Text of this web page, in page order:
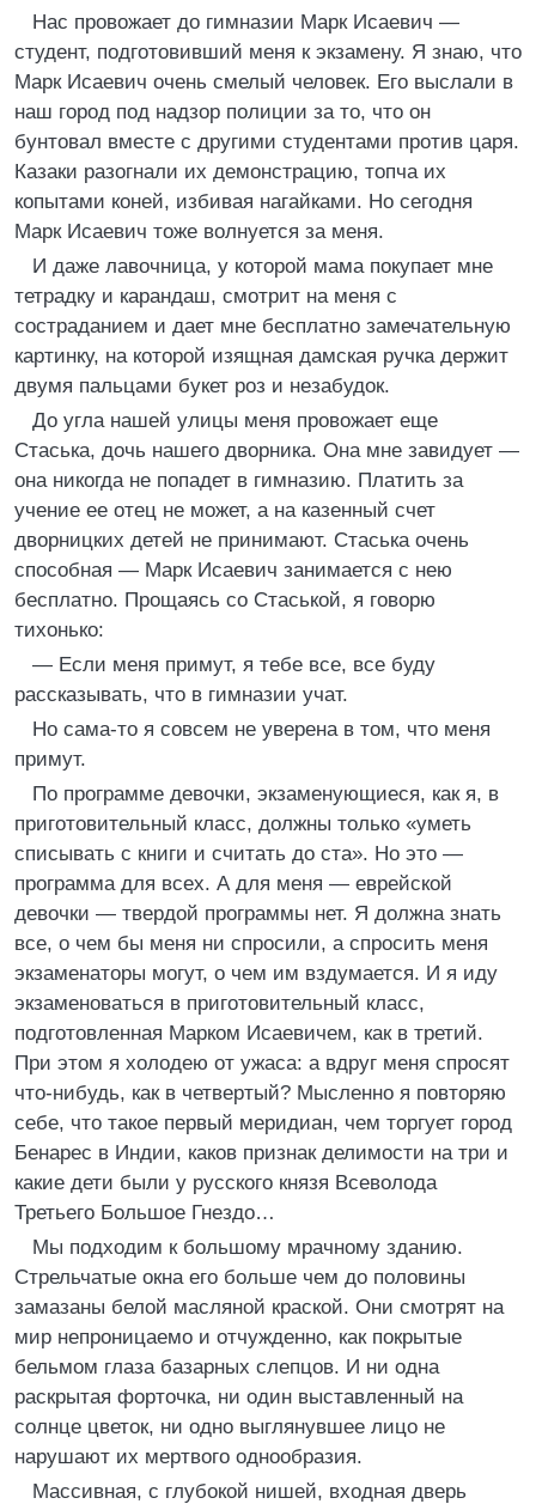
Нас провожает до гимназии Марк Исаевич —
студент, подготовивший меня к экзамену. Я знаю, что
Марк Исаевич очень смелый человек. Его выслали в
наш город под надзор полиции за то, что он
бунтовал вместе с другими студентами против царя.
Казаки разогнали их демонстрацию, топча их
копытами коней, избивая нагайками. Но сегодня
Марк Исаевич тоже волнуется за меня.
И даже лавочница, у которой мама покупает мне
тетрадку и карандаш, смотрит на меня с
состраданием и дает мне бесплатно замечательную
картинку, на которой изящная дамская ручка держит
двумя пальцами букет роз и незабудок.
До угла нашей улицы меня провожает еще
Стаська, дочь нашего дворника. Она мне завидует —
она никогда не попадет в гимназию. Платить за
учение ее отец не может, а на казенный счет
дворницких детей не принимают. Стаська очень
способная — Марк Исаевич занимается с нею
бесплатно. Прощаясь со Стаськой, я говорю
тихонько:
— Если меня примут, я тебе все, все буду
рассказывать, что в гимназии учат.
Но сама-то я совсем не уверена в том, что меня
примут.
По программе девочки, экзаменующиеся, как я, в
приготовительный класс, должны только «уметь
списывать с книги и считать до ста». Но это —
программа для всех. А для меня — еврейской
девочки — твердой программы нет. Я должна знать
все, о чем бы меня ни спросили, а спросить меня
экзаменаторы могут, о чем им вздумается. И я иду
экзаменоваться в приготовительный класс,
подготовленная Марком Исаевичем, как в третий.
При этом я холодею от ужаса: а вдруг меня спросят
что-нибудь, как в четвертый? Мысленно я повторяю
себе, что такое первый меридиан, чем торгует город
Бенарес в Индии, каков признак делимости на три и
какие дети были у русского князя Всеволода
Третьего Большое Гнездо…
Мы подходим к большому мрачному зданию.
Стрельчатые окна его больше чем до половины
замазаны белой масляной краской. Они смотрят на
мир непроницаемо и отчужденно, как покрытые
бельмом глаза базарных слепцов. И ни одна
раскрытая форточка, ни один выставленный на
солнце цветок, ни одно выглянувшее лицо не
нарушают их мертвого однообразия.
Массивная, с глубокой нишей, входная дверь